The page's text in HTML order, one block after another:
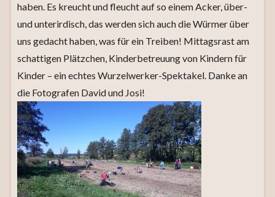
haben. Es kreucht und fleucht auf so einem Acker, über-
und unterirdisch, das werden sich auch die Würmer über
uns gedacht haben, was für ein Treiben! Mittagsrast am
schattigen Plätzchen, Kinderbetreuung von Kindern für
Kinder – ein echtes Wurzelwerker-Spektakel. Danke an
die Fotografen David und Josi!